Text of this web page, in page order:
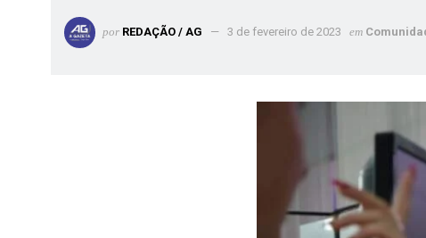
por REDAÇÃO / AG 3 de fevereiro de 2023 em